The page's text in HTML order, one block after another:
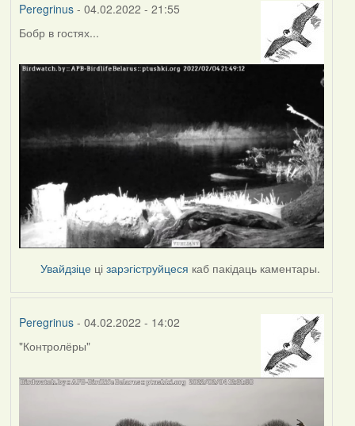
Peregrinus- 04.02.2022 - 21:55
Бобр в гостях...
Увайдзіце цізарэгіструйцеся каб пакідаць каментары.
Peregrinus- 04.02.2022 - 14:02
"Контролёры"